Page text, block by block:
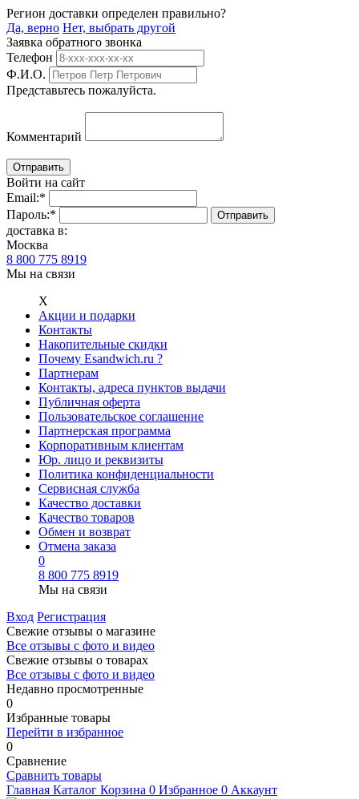
Регион доставки определен правильно?
Да, верно Нет, выбрать другой
Заявка обратного звонка
Телефон
Ф.И.О.
Представьтесь пожалуйста.
Комментарий
Войти на сайт
Email:*
Пароль:*
доставка в:
Москва
8 800 775 8919
Мы на связи
Х
Акции и подарки
Контакты
Накопительные скидки
Почему Esandwich.ru ?
Партнерам
Контакты, адреса пунктов выдачи
Публичная оферта
Пользовательское соглашение
Партнерская программа
Корпоративным клиентам
Юр. лицо и реквизиты
Политика конфиденциальности
Сервисная служба
Качество доставки
Качество товаров
Обмен и возврат
Отмена заказа
0
8 800 775 8919
Мы на связи
Вход Регистрация
Свежие отзывы о магазине
Все отзывы с фото и видео
Свежие отзывы о товарах
Все отзывы c фото и видео
Недавно просмотренные
0
Избранные товары
Перейти в избранное
0
Сравнение
Сравнить товары
Главная Каталог Корзина 0 Избранное 0 Аккаунт